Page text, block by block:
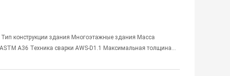
конструкции здания Многоэтажные здания Масса
A36 Техника сварки AWS-D1.1 Максимальная толщина